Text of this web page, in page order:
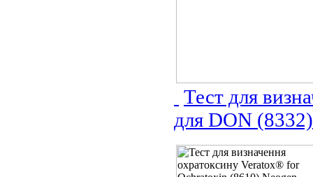
Тест для
для DON (8332)